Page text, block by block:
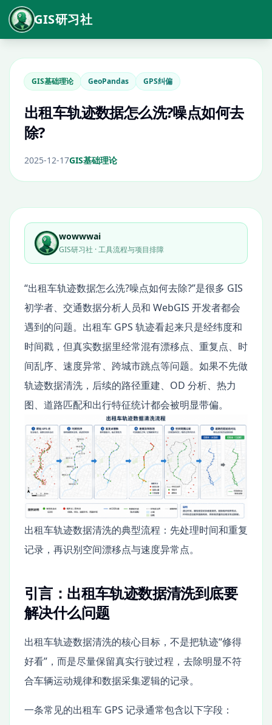
GIS研习社
GIS基础理论 GeoPandas GPS纠偏
出租车轨迹数据怎么洗?噪点如何去
除?
2025-12-17GIS基础理论
wowwwai
GIS研习社 · 工具流程与项目排障
“出租车轨迹数据怎么洗?噪点如何去除?”是很多 GIS
初学者、交通数据分析人员和 WebGIS 开发者都会
遇到的问题。出租车 GPS 轨迹看起来只是经纬度和
时间戳，但真实数据里经常混有漂移点、重复点、时
间乱序、速度异常、跨城市跳点等问题。如果不先做
轨迹数据清洗，后续的路径重建、OD 分析、热力
图、道路匹配和出行特征统计都会被明显带偏。
出租车轨迹数据清洗的典型流程：先处理时间和重复
记录，再识别空间漂移点与速度异常点。
引言：出租车轨迹数据清洗到底要
解决什么问题
出租车轨迹数据清洗的核心目标，不是把轨迹“修得
好看”，而是尽量保留真实行驶过程，去除明显不符
合车辆运动规律和数据采集逻辑的记录。
一条常见的出租车 GPS 记录通常包含以下字段：